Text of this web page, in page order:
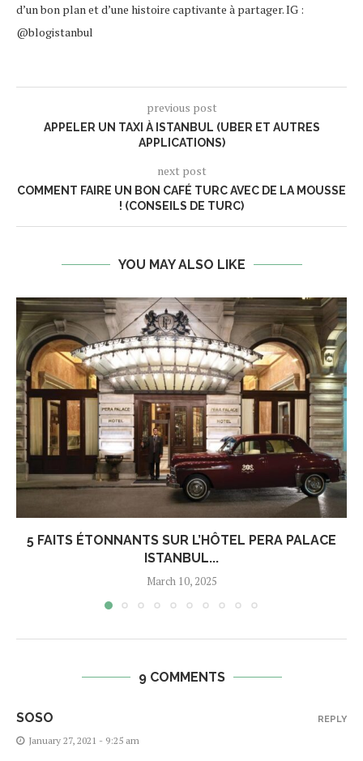
d’un bon plan et d’une histoire captivante à partager. IG :
@blogistanbul
previous post
APPELER UN TAXI À ISTANBUL (UBER ET AUTRES
APPLICATIONS)
next post
COMMENT FAIRE UN BON CAFÉ TURC AVEC DE LA MOUSSE
! (CONSEILS DE TURC)
YOU MAY ALSO LIKE
5 FAITS ÉTONNANTS SUR L’HÔTEL PERA PALACE
ISTANBUL...
March 10, 2025
9 COMMENTS
SOSO
January 27, 2021 - 9:25 am
REPLY